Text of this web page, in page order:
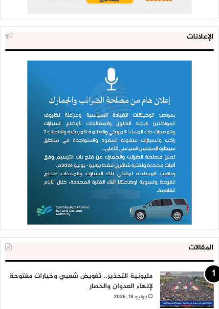
الإعلانات
المقالات
مليونية التحذير.. تفويض شعبي وخيارات مفتوحة
لإنهاء العدوان والحصار
يوليو 18, 2026